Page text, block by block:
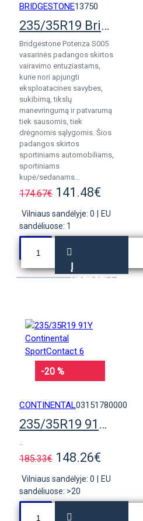
BRIDGESTONE13750
235/35R19 Bridgestone Potenza S005
Bridgestone Potenza S005
vasarinės padangos skirtos
vairavimo entuziastams,
kurie nori apjungti
eksploatacines savybes,
sukibimą, tikslų
manevringumą ir patvarumą
tiek sausomis, tiek
drėgnomis sąlygomis. Šios
padangos skirtos
sportiniams automobiliams,
sportiniams
kupė/sedanams...
174.67€ 141.48€
Vilniaus sandėlyje: 0
EU
sandėliuose: 1
Į
KREPŠELĮ
-20 %
CONTINENTAL03151780000
235/35R19 91Y Continental SportContact 6
..
185.33€ 148.26€
Vilniaus sandėlyje: 0
EU
sandėliuose: >20